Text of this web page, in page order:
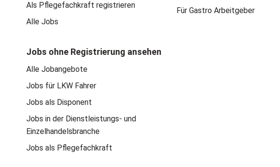
Als Pflegefachkraft registrieren
Alle Jobs
Jobs ohne Registrierung ansehen
Alle Jobangebote
Jobs für LKW Fahrer
Jobs als Disponent
Jobs in der Dienstleistungs- und
Einzelhandelsbranche
Jobs als Pflegefachkraft
Für Gastro Arbeitgeber